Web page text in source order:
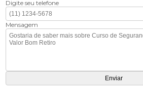
Digite seu telefone
Mensagem